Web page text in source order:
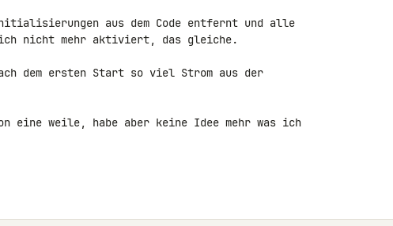
aus dem Code entfernt und alle
nicht mehr aktiviert, das gleiche.
dem ersten Start so viel Strom aus der
eine weile, habe aber keine Idee mehr was ich